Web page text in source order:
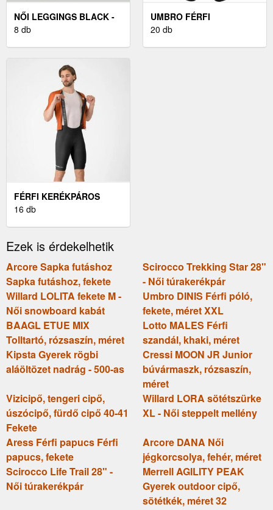
NŐI LEGGINGS BLACK -
STRIX
8 db
UMBRO FÉRFI
MELEGÍTŐNADRÁG
20 db
FÉRFI KERÉKPÁROS
NADRÁG CASTELLI
16 db
Ezek is érdekelhetik
Arcore Sapka futáshoz
Sapka futáshoz, fekete
Scirocco Trekking Star 28"
- Női túrakerékpár
Willard LOLITA fekete M -
Női snowboard kabát
Umbro DINIS Férfi póló,
fekete, méret XXL
BAAGL ETUE MIX
Tolltartó, rózsaszín, méret
Lotto MALES Férfi
szandál, khaki, méret
Kipsta Gyerek rögbi
aláöltözet nadrág - 500-as
Cressi MOON JR Junior
búvármaszk, rózsaszín,
méret
Vizicipő, tengeri cipő,
úszócipő, fürdő cipő 40-41
Fekete
Willard LORA sötétszürke
XL - Női steppelt mellény
Aress Férfi papucs Férfi
papucs, fekete
Arcore DANA Női
jégkorcsolya, fehér, méret
Scirocco Life Trail 28" -
Női túrakerékpár
Merrell AGILITY PEAK
Gyerek outdoor cipő,
sötétkék, méret 32